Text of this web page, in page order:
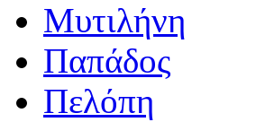
Μυτιλήνη
Παπάδος
Πελόπη